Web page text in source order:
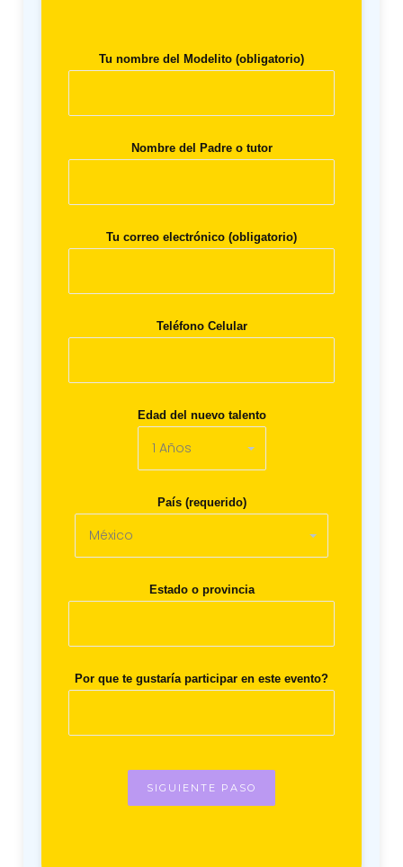
Tu nombre del Modelito (obligatorio)
Nombre del Padre o tutor
Tu correo electrónico (obligatorio)
Teléfono Celular
Edad del nuevo talento
País (requerido)
Estado o provincia
Por que te gustaría participar en este evento?